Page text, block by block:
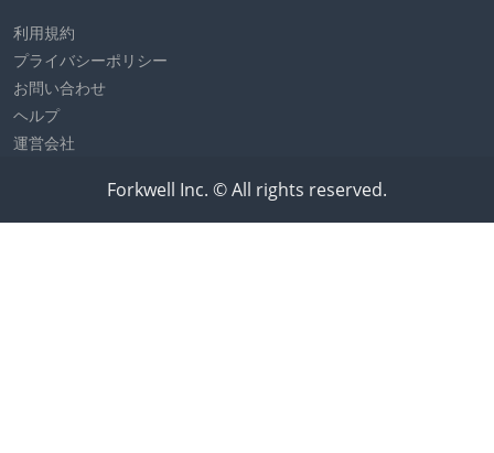
利用規約
プライバシーポリシー
お問い合わせ
ヘルプ
運営会社
Forkwell Inc. © All rights reserved.